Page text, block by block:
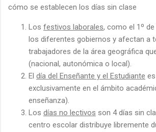
cómo se establecen los días sin clase
Los festivos laborales, como el 1º
los diferentes gobiernos y afectan a
trabajadores de la área geográfica
(nacional, autonómica o local).
El día del Enseñante y el Estudiante
exclusivamente en el ámbito
enseñanza).
Los días no lectivos son 4 días sin
centro escolar distribuye libremente